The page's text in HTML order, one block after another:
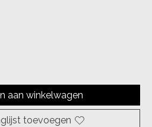
aan winkelwagen
toevoegen